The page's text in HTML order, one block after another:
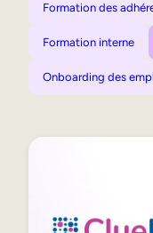
Formation des
Formation interne
Onboarding des